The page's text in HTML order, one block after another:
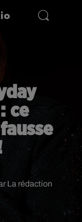
ce
La rédaction